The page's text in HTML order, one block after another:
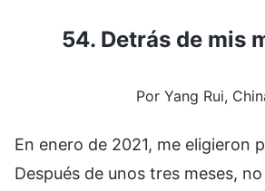
54. Detrás de mis
Por Yang Rui,
En enero de 2021, me eligieron
Después de unos tres meses,